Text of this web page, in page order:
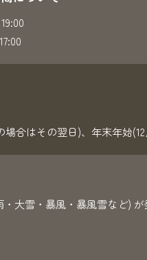
合はその翌日)、年末年始(12
大雪・暴風・暴風雪など)